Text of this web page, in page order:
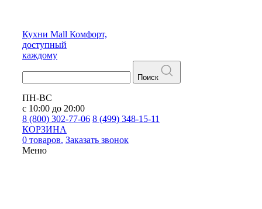
Кухни Mall Комфорт,
доступный
каждому
Поиск
ПН-ВС
с 10:00 до 20:00
8 (800) 302-77-06 8 (499) 348-15-11
КОРЗИНА
0 товаров. Заказать звонок
Меню